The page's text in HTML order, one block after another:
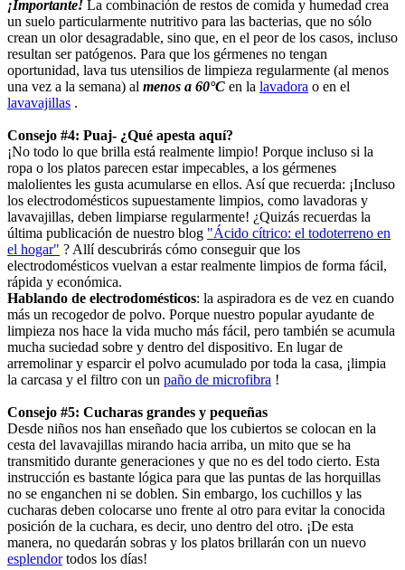
¡Importante! La combinación de restos de comida y humedad crea
un suelo particularmente nutritivo para las bacterias, que no sólo
crean un olor desagradable, sino que, en el peor de los casos, incluso
resultan ser patógenos. Para que los gérmenes no tengan
oportunidad, lava tus utensilios de limpieza regularmente (al menos
una vez a la semana) al menos a 60°C en la lavadora o en el
lavavajillas .
Consejo #4: Puaj- ¿Qué apesta aquí?
¡No todo lo que brilla está realmente limpio! Porque incluso si la
ropa o los platos parecen estar impecables, a los gérmenes
malolientes les gusta acumularse en ellos. Así que recuerda: ¡Incluso
los electrodomésticos supuestamente limpios, como lavadoras y
lavavajillas, deben limpiarse regularmente! ¿Quizás recuerdas la
última publicación de nuestro blog "Ácido cítrico: el todoterreno en
el hogar" ? Allí descubrirás cómo conseguir que los
electrodomésticos vuelvan a estar realmente limpios de forma fácil,
rápida y económica.
Hablando de electrodomésticos: la aspiradora es de vez en cuando
más un recogedor de polvo. Porque nuestro popular ayudante de
limpieza nos hace la vida mucho más fácil, pero también se acumula
mucha suciedad sobre y dentro del dispositivo. En lugar de
arremolinar y esparcir el polvo acumulado por toda la casa, ¡limpia
la carcasa y el filtro con un paño de microfibra !
Consejo #5: Cucharas grandes y pequeñas
Desde niños nos han enseñado que los cubiertos se colocan en la
cesta del lavavajillas mirando hacia arriba, un mito que se ha
transmitido durante generaciones y que no es del todo cierto. Esta
instrucción es bastante lógica para que las puntas de las horquillas
no se enganchen ni se doblen. Sin embargo, los cuchillos y las
cucharas deben colocarse uno frente al otro para evitar la conocida
posición de la cuchara, es decir, uno dentro del otro. ¡De esta
manera, no quedarán sobras y los platos brillarán con un nuevo
esplendortodos los días!